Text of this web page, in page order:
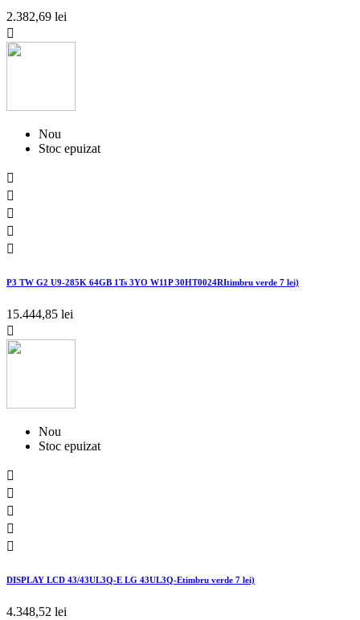
2.382,69 lei

Nou
Stoc epuizat





P3 TW G2 U9-285K 64GB 1Ts 3YO W11P 30HT0024RItimbru verde 7 lei)
15.444,85 lei

Nou
Stoc epuizat





DISPLAY LCD 43/43UL3Q-E LG 43UL3Q-Etimbru verde 7 lei)
4.348,52 lei